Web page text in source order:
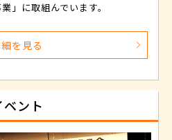
」に取組んでいます。
を見る
ント